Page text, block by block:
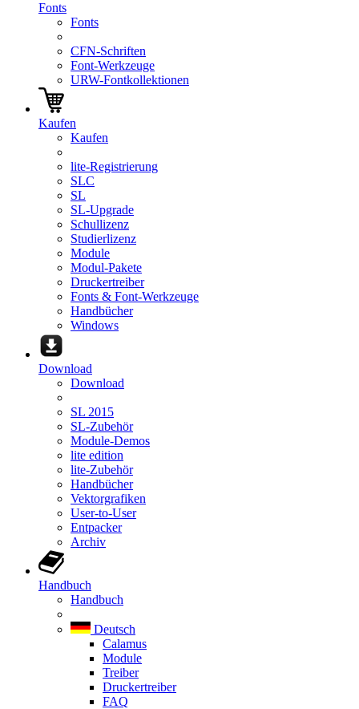
Fonts
Fonts
CFN-Schriften
Font-Werkzeuge
URW-Fontkollektionen
Kaufen
Kaufen
lite-Registrierung
SLC
SL
SL-Upgrade
Schullizenz
Studierlizenz
Module
Modul-Pakete
Druckertreiber
Fonts & Font-Werkzeuge
Handbücher
Windows
Download
Download
SL 2015
SL-Zubehör
Module-Demos
lite edition
lite-Zubehör
Handbücher
Vektorgrafiken
User-to-User
Entpacker
Archiv
Handbuch
Handbuch
Deutsch
Calamus
Module
Treiber
Druckertreiber
FAQ